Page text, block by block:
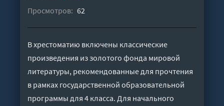
Просмотров: 62
В хрестоматию включены классические
произведения из золотого фонда мировой
литературы, рекомендованные для прочтения
в рамках государственной образовательной
программы для 4 класса. Для начального